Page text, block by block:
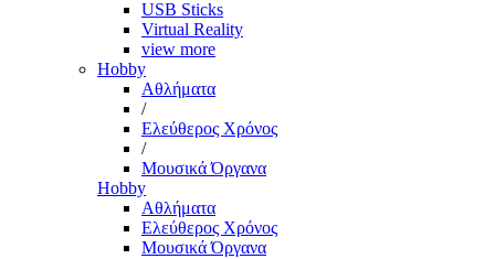
USB Sticks
Virtual Reality
view more
Hobby
Αθλήματα
/
Ελεύθερος Χρόνος
/
Μουσικά Όργανα
Hobby
Αθλήματα
Ελεύθερος Χρόνος
Μουσικά Όργανα